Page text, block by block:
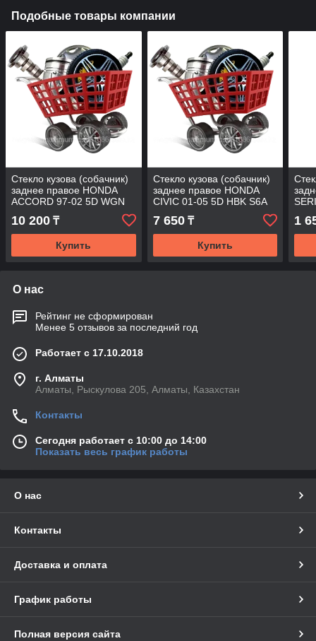
Подобные товары компании
Стекло кузова (собачник)
заднее правое HONDA
ACCORD 97-02 5D WGN
ACCORD-98 SW/RH/X
10 200 ₸
Купить
Стекло кузова (собачник)
заднее правое HONDA
CIVIC 01-05 5D HBK S6A
SW/RH/X
7 650₸
Купить
1
О нас
Рейтинг не сформирован
Менее 5 отзывов за последний год
Работает с 17.10.2018
г. Алматы
Алматы, Рыскулова 205, Алматы, Казахстан
Контакты
Сегодня работает с 10:00 до 14:00
Показать весь график работы
О нас
Контакты
Доставка и оплата
График работы
Полная версия сайта